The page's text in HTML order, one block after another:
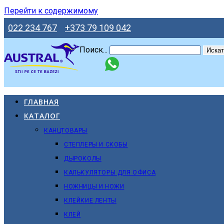
Перейти к содержимому
022 234 767 +373 79 109 042
Поиск...
ГЛАВНАЯ
КАТАЛОГ
КАНЦТОВАРЫ
СТЕПЛЕРЫ И СКОБЫ
ДЫРОКОЛЫ
КАЛЬКУЛЯТОРЫ ДЛЯ ОФИСА
НОЖНИЦЫ И НОЖИ
КЛЕЙКИЕ ЛЕНТЫ
КЛЕЙ